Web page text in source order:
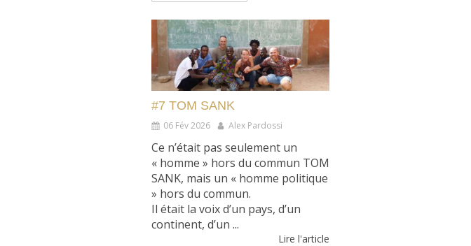
#7 TOM SANK
06 Fév 2026 Alex Pardossi
Ce n’était pas seulement un
« homme » hors du commun TOM
SANK, mais un « homme politique
» hors du commun.
Il était la voix d’un pays, d’un
continent, d’un ...
Lire l'article